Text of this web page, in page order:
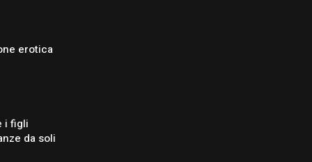
erotica
i figli
da soli